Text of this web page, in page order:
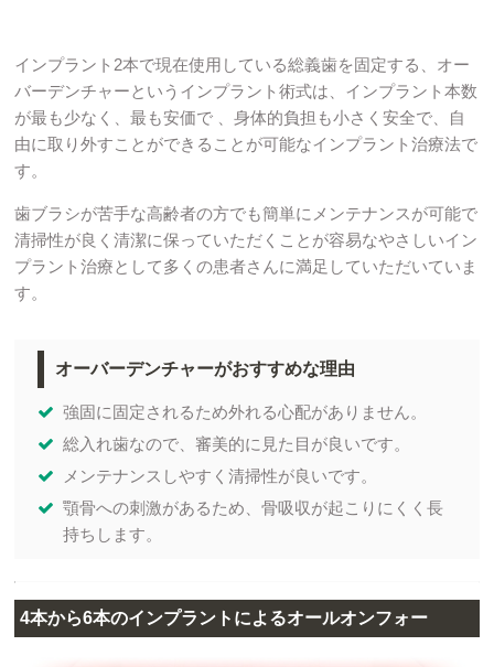
インプラント2本で現在使用している総義歯を固定する、オー
バーデンチャーというインプラント術式は、インプラント本数
が最も少なく、最も安価で 、身体的負担も小さく安全で、自
由に取り外すことができることが可能なインプラント治療法で
す。
歯ブラシが苦手な高齢者の方でも簡単にメンテナンスが可能で
清掃性が良く清潔に保っていただくことが容易なやさしいイン
プラント治療として多くの患者さんに満足していただいていま
す。
オーバーデンチャーがおすすめな理由
強固に固定されるため外れる心配がありません。
総入れ歯なので、審美的に見た目が良いです。
メンテナンスしやすく清掃性が良いです。
顎骨への刺激があるため、骨吸収が起こりにくく長
持ちします。
4本から6本のインプラントによるオールオンフォー